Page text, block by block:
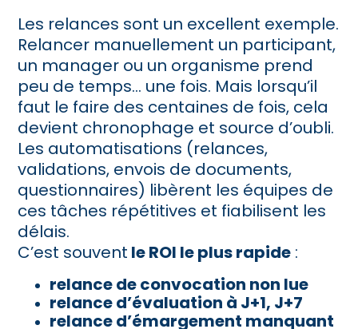
Les relances sont un excellent exemple.
Relancer manuellement un participant,
un manager ou un organisme prend
peu de temps… une fois. Mais lorsqu’il
faut le faire des centaines de fois, cela
devient chronophage et source d’oubli.
Les automatisations (relances,
validations, envois de documents,
questionnaires) libèrent les équipes de
ces tâches répétitives et fiabilisent les
délais.
C’est souvent le ROI le plus rapide :
relance de convocation non lue
relance d’évaluation à J+1, J+7
relance d’émargement manquant